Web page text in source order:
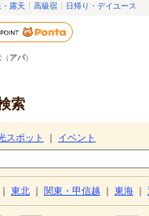
・露天 高級宿 日帰り・デイユース
アパ）
索
スポット
イベント
東北 関東・甲信越 東海